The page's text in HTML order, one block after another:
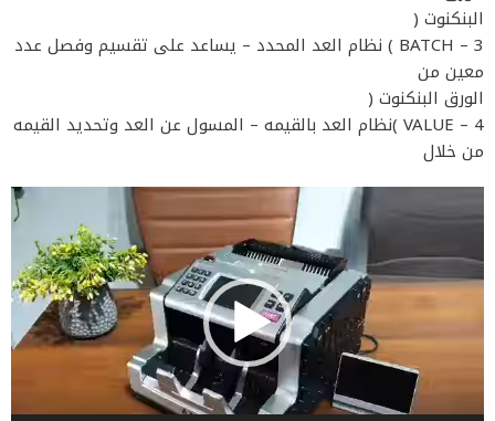
البنكنوت (
3 – BATCH ) نظام العد المحدد – يساعد على تقسيم وفصل عدد
معين من
الورق البنكنوت (
4 – VALUE )نظام العد بالقيمه – المسول عن العد وتحديد القيمه
من خلال
الفيديو